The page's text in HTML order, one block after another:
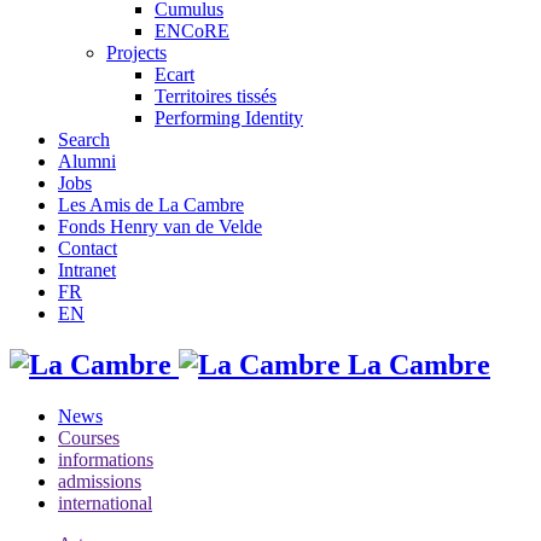
Cumulus
ENCoRE
Projects
Ecart
Territoires tissés
Performing Identity
Search
Alumni
Jobs
Les Amis de La Cambre
Fonds Henry van de Velde
Contact
Intranet
FR
EN
La Cambre
News
Courses
informations
admissions
international